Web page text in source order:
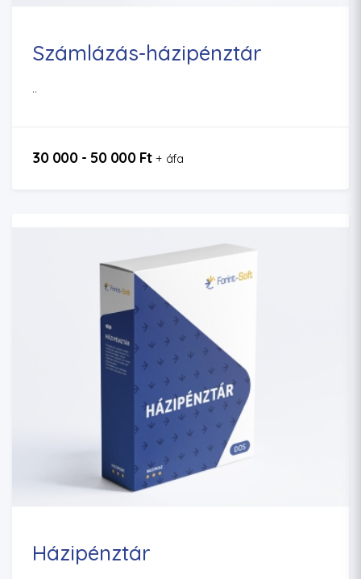
Számlázás-házipénztár
..
30 000 - 50 000 Ft+ áfa
Házipénztár